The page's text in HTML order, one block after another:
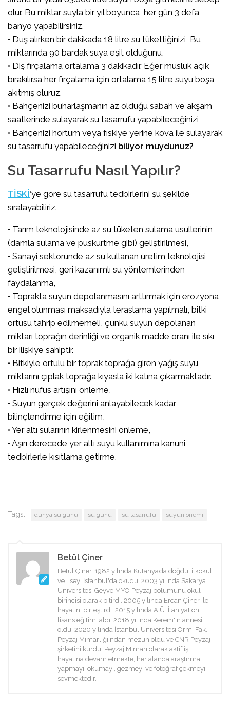
olur. Bu miktar suyla bir yıl boyunca, her gün 3 defa
banyo yapabilirsiniz.
• Duş alırken bir dakikada 18 litre su tükettiğinizi, Bu
miktarında 90 bardak suya eşit olduğunu,
• Diş fırçalama ortalama 3 dakikadır. Eğer musluk açık
bırakılırsa her fırçalama için ortalama 15 litre suyu boşa
akıtmış oluruz.
• Bahçenizi buharlaşmanın az olduğu sabah ve akşam
saatlerinde sulayarak su tasarrufu yapabileceğinizi,
• Bahçenizi hortum veya fıskiye yerine kova ile sulayarak
su tasarrufu yapabileceğinizi biliyor muydunuz?
Su Tasarrufu Nasıl Yapılır?
TİSKİ‘ye göre su tasarrufu tedbirlerini şu şekilde
sıralayabiliriz.
• Tarım teknolojisinde az su tüketen sulama usullerinin
(damla sulama ve püskürtme gibi) geliştirilmesi,
• Sanayi sektöründe az su kullanan üretim teknolojisi
geliştirilmesi, geri kazanımlı su yöntemlerinden
faydalanma,
• Toprakta suyun depolanmasını arttırmak için erozyona
engel olunması maksadıyla teraslama yapılmalı, bitki
örtüsü tahrip edilmemeli, çünkü suyun depolanan
miktarı toprağın derinliği ve organik madde oranı ile sıkı
bir ilişkiye sahiptir.
• Bitkiyle örtülü bir toprak toprağa giren yağış suyu
miktarını çıplak toprağa kıyasla iki katına çıkarmaktadır.
• Hızlı nüfus artışını önleme,
• Suyun gerçek değerini anlayabilecek kadar
bilinçlendirme için eğitim,
• Yer altı sularının kirlenmesini önleme,
• Aşırı derecede yer altı suyu kullanımına kanuni
tedbirlerle kısıtlama getirme.
Tags: dünya su günü su günü su tasarrufu suyun önemi
Betül Çiner
Betül Çiner, 1982 yılında Kütahya’da doğdu, ilkokul
ve liseyi İstanbul'da okudu. 2003 yılında Sakarya
Üniversitesi Geyve MYO Peyzaj bölümünü okul
birincisi olarak bitirdi. 2005 yılında Ercan Çiner ile
hayatını birleştirdi. 2015 yılında A.Ü. İlahiyat ön
lisans eğitimi aldı. 2018 yılında Kerem'in annesi
oldu. 2020 yılında İstanbul Üniversitesi Orm. Fak.
Peyzaj Mimarlığı'ndan mezun oldu ve CNR Peyzaj
şirketini kurdu. Peyzaj Mimarı olarak aktif iş
hayatına devam etmekte, her alanda araştırma
yapmayı, okumayı, gezmeyi ve fotoğraf çekmeyi
sevmektedir.